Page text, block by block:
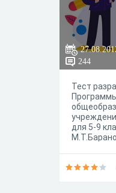
244
Тест
для 5-9
с